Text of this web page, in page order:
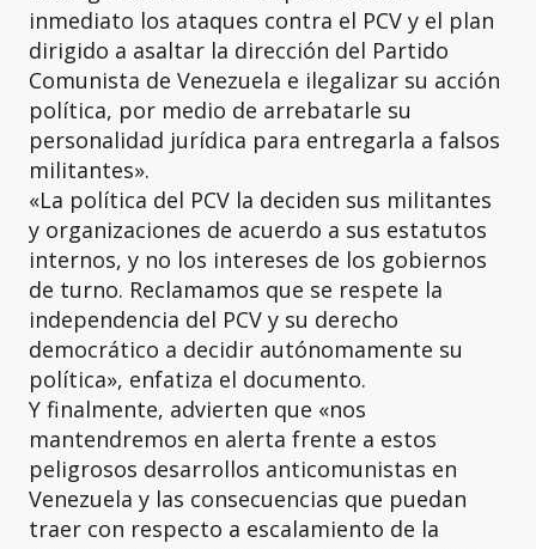
inmediato los ataques contra el PCV y el plan
dirigido a asaltar la dirección del Partido
Comunista de Venezuela e ilegalizar su acción
política, por medio de arrebatarle su
personalidad jurídica para entregarla a falsos
militantes».
«La política del PCV la deciden sus militantes
y organizaciones de acuerdo a sus estatutos
internos, y no los intereses de los gobiernos
de turno. Reclamamos que se respete la
independencia del PCV y su derecho
democrático a decidir autónomamente su
política», enfatiza el documento.
Y finalmente, advierten que «nos
mantendremos en alerta frente a estos
peligrosos desarrollos anticomunistas en
Venezuela y las consecuencias que puedan
traer con respecto a escalamiento de la